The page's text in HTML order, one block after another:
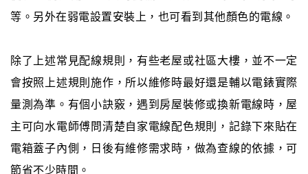
等。另外在弱電設置安裝上，也可看到其他顏色的電線。
除了上述常見配線規則，有些老屋或社區大樓，並不一定
會按照上述規則施作，所以維修時最好還是輔以電錶實際
量測為準。有個小訣竅，遇到房屋裝修或換新電線時，屋
主可向水電師傅問清楚自家電線配色規則，記錄下來貼在
電箱蓋子內側，日後有維修需求時，做為查線的依據，可
節省不少時間。